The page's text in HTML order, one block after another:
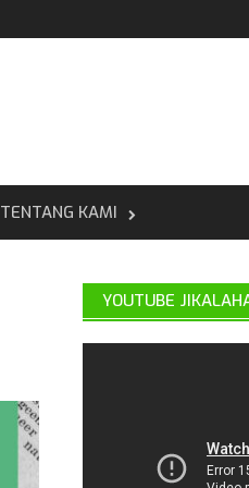
TENTANG KAMI
YOUTUBE